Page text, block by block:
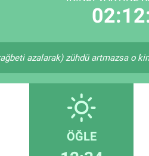
azalarak) zühdü artmazsa o
ÖĞLE